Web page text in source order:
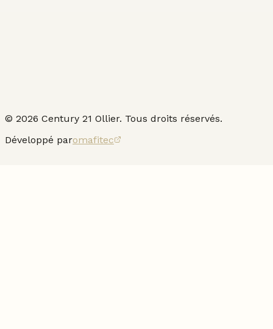
© 2026 Century 21 Ollier. Tous droits réservés.
Développé paromafitec